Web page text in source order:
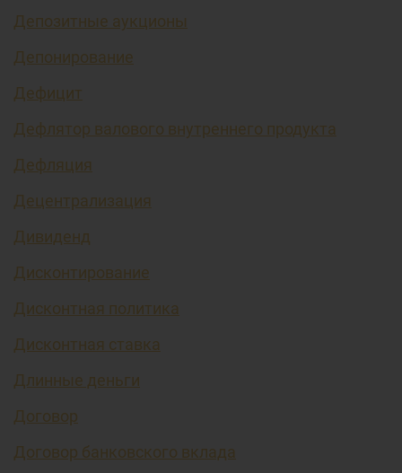
Депозитные аукционы
Депонирование
Дефицит
Дефлятор валового внутреннего продукта
Дефляция
Децентрализация
Дивиденд
Дисконтирование
Дисконтная политика
Дисконтная ставка
Длинные деньги
Договор
Договор банковского вклада